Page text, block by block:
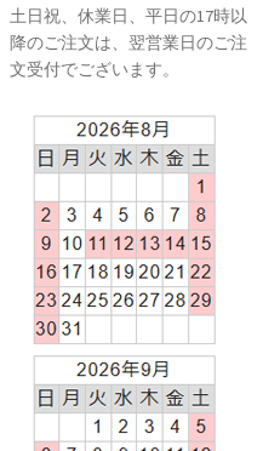
土日祝、休業日、平日の17時以
降のご注文は、翌営業日のご注
文受付でございます。